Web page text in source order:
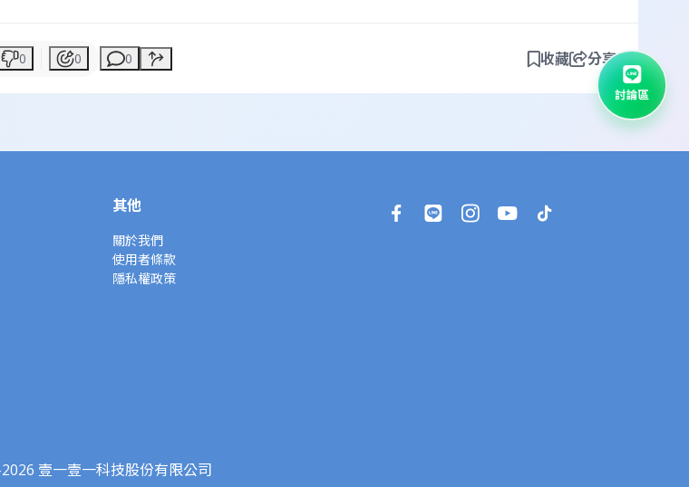
0 0 0 收藏 分享
其他
關於我們
使用者條款
隱私權政策
壹一壹一科技股份有限公司